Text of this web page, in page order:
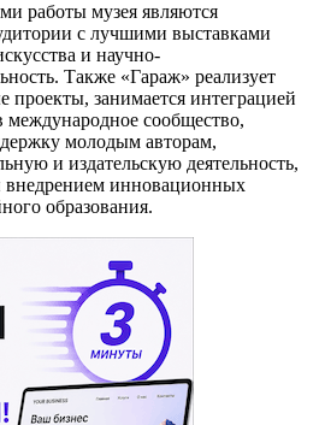
работы музея являются
с лучшими выставками
и научно-
Также «Гараж» реализует
проекты, занимается интеграцией
международное сообщество,
молодым авторам,
и издательскую деятельность,
внедрением инновационных
образования.